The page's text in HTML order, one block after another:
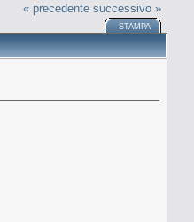
« precedente successivo »
STAMPA